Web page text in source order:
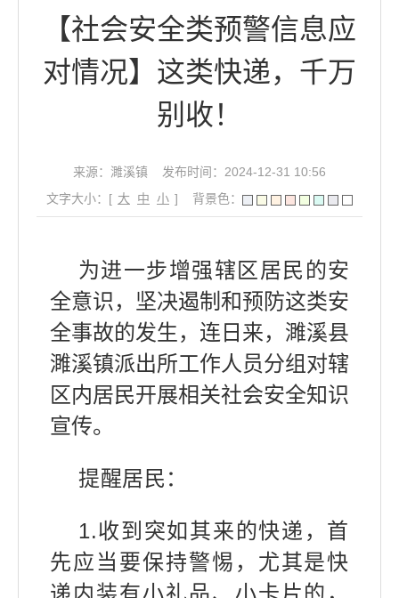
【社会安全类预警信息应
对情况】这类快递，千万
别收！
来源：濉溪镇
发布时间：2024-12-31 10:56
文字大小：[ 大 中 小 ] 背景色：
为进一步增强辖区居民的安
全意识，坚决遏制和预防这类安
全事故的发生，连日来，濉溪县
濉溪镇派出所工作人员分组对辖
区内居民开展相关社会安全知识
宣传。
提醒居民：
1.收到突如其来的快递，首
先应当要保持警惕，尤其是快